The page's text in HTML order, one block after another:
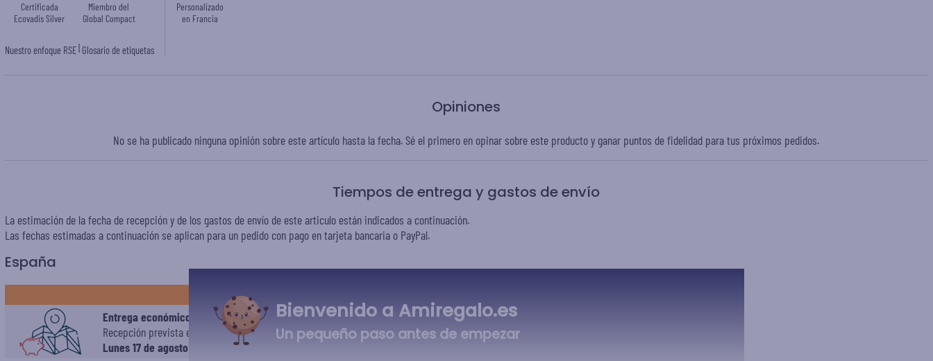
Certificada
Ecovadis Silver
Miembro del
Global Compact
Nuestro enfoque RSE| Glosario de etiquetas
Personalizado
en Francia
Opiniones
No se ha publicado ninguna opinión sobre este artículo hasta la fecha. Sé el primero en opinar sobre este producto y ganar puntos defidelidad para tus próximos pedidos.
Tiempos de entrega y gastos de envío
La estimación de la fecha de recepción y de los gastos de envío de este articulo están indicados a continuación.
Las fechas estimadas a continuación se aplican para un pedido con pago en tarjeta bancaria o PayPal.
España
ESTÁNDAR
Entrega económico en punto de recogida
Recepción prevista el
Lunes 17 de agosto 2026
4,75 €
Bienvenido a Amiregalo.es
Un pequeño paso antes de empezar